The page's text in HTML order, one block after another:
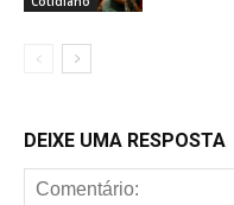
DEIXE UMA RESPOSTA